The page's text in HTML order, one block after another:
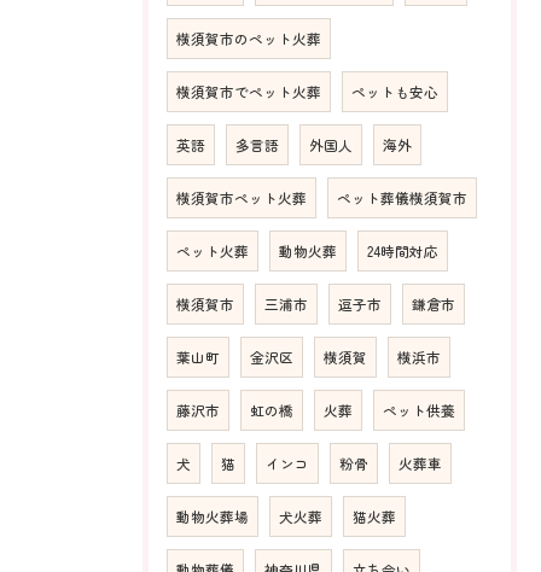
横須賀市のペット火葬
横須賀市でペット火葬 ペットも安心
英語 多言語 外国人 海外
横須賀市ペット火葬 ペット葬儀横須賀市
ペット火葬 動物火葬 24時間対応
横須賀市 三浦市 逗子市 鎌倉市
葉山町 金沢区 横須賀 横浜市
藤沢市 虹の橋 火葬 ペット供養
犬 猫 インコ 粉骨 火葬車
動物火葬場 犬火葬 猫火葬